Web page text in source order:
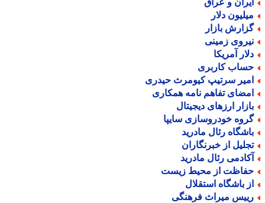
و عراق
دلار
بازار
زمینی
آمریکا
کاربری
سرتیپ کیومرث حیدری
تفاهم نامه همکاری
ارزهای دیجیتال
خودروسازی سایپا
رئال مادرید
از خبرنگاران
رئال مادرید
از محیط زیست
باشگاه استقلال
میراث فرهنگی